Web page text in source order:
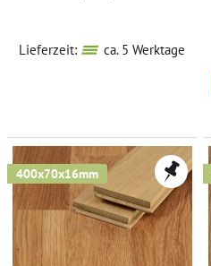
Lieferzeit: ca. 5 Werktage
400x70x16mm